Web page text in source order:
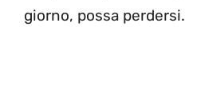
giorno, possa perdersi.